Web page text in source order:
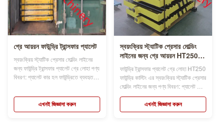
গ্রে আয়রন ফাউন্ড্রি ট্রান্সফার প্যালেট
স্বয়ংক্রিয় স্ট্যাটিক প্রেসার মোল্ডিং লাইনের
জন্য ফাউন্ড্রি ট্রান্সফার প্যালেট গ্রে লোহা পণ্য
বিবরণ: প্যালেট কার হল ফাউন্ড্রিতে ব্যবহৃত
বক্স পরিবহন চালাচ্ছে, প্যালেট গাড়ি সাধারণত
কাস্ট লোহার উপাদান থেকে তৈরি করা হ...
এখনই জিজ্ঞাসা করুন
স্বয়ংক্রিয় স্ট্যাটিক প্রেসার মোল্ডিং
লাইনের জন্য গ্রে আয়রন HT250
ফাউন্ড্রি ট্রান্সফার প্যালেট
ফাউন্ড্রি ট্রান্সফার প্যালেট গ্রে লোহা HT250
ফাউন্ড্রি কাস্টিং এর স্বয়ংক্রিয় স্ট্যাটিক প্রেসার
মোল্ডিং লাইনের জন্য পণ্য বিবরণ: প্যালেট কার
GG25 হল ফাউন্ড্রি কাস্টিং ওয়ার্কশপে ব্যবহৃত
একটি টুল।যখন ছাঁচনির্মাণ মেশিন কাজ করে,
প্যালেট গাড়ির চারটি চাকা থাকে, যা ছাঁচ বক্স
এখনই জিজ্ঞাসা করুন